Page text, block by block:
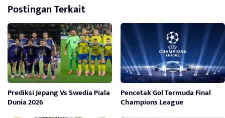
Postingan Terkait
Prediksi Jepang Vs Swedia Piala
Dunia 2026
Pencetak Gol Termuda Final
Champions League